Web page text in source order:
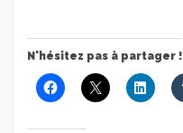
N'hésitez pas à partager !